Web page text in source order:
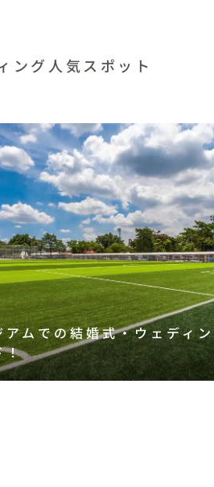
ング人気スポット
アムでの結婚式・ウェディ
！